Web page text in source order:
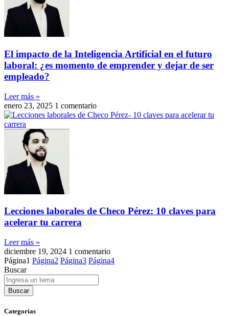
El impacto de la Inteligencia Artificial en el futuro
laboral: ¿es momento de emprender y dejar de ser
empleado?
Leer más »
enero 23, 2025 1 comentario
Lecciones laborales de Checo Pérez: 10 claves para
acelerar tu carrera
Leer más »
diciembre 19, 2024 1 comentario
Página1 Página2 Página3 Página4
Buscar
Buscar
Categorías